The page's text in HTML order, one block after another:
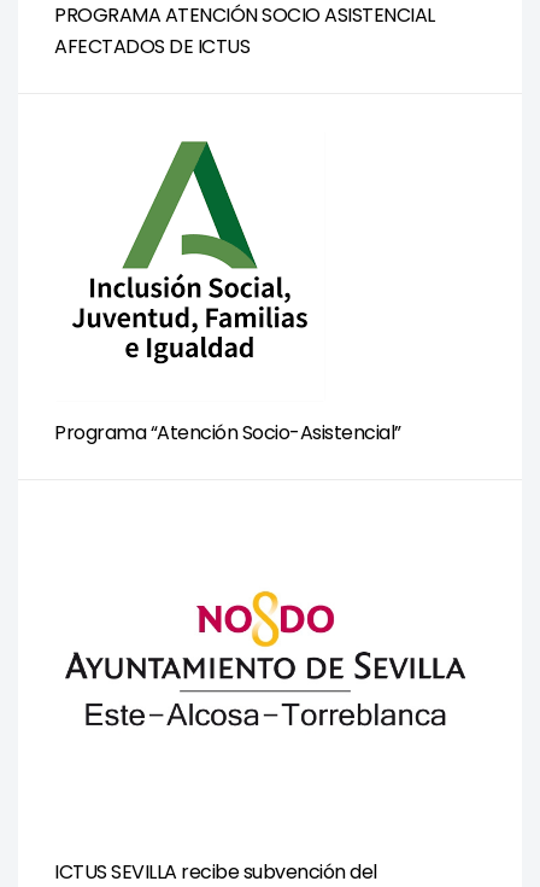
PROGRAMA ATENCIÓN SOCIO ASISTENCIAL
AFECTADOS DE ICTUS
Programa “Atención Socio-Asistencial”
ICTUS SEVILLA recibe subvención del